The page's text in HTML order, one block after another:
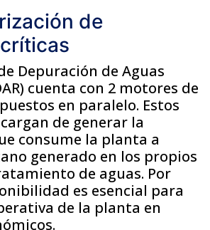
de
Depuración de Aguas
cuenta con 2 motores de
en paralelo. Estos
de generar la
consume la planta a
generado en los propios
de aguas. Por
es esencial para
de la planta en